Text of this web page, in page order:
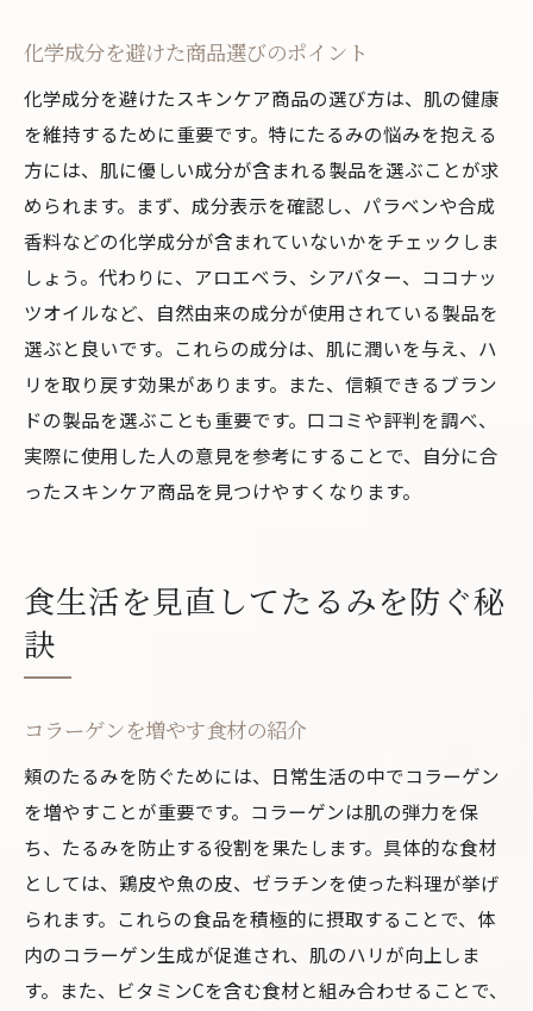
化学成分を避けた商品選びのポイント
化学成分を避けたスキンケア商品の選び方は、肌の健康
を維持するために重要です。特にたるみの悩みを抱える
方には、肌に優しい成分が含まれる製品を選ぶことが求
められます。まず、成分表示を確認し、パラベンや合成
香料などの化学成分が含まれていないかをチェックしま
しょう。代わりに、アロエベラ、シアバター、ココナッ
ツオイルなど、自然由来の成分が使用されている製品を
選ぶと良いです。これらの成分は、肌に潤いを与え、ハ
リを取り戻す効果があります。また、信頼できるブラン
ドの製品を選ぶことも重要です。口コミや評判を調べ、
実際に使用した人の意見を参考にすることで、自分に合
ったスキンケア商品を見つけやすくなります。
食生活を見直してたるみを防ぐ秘
訣
コラーゲンを増やす食材の紹介
頬のたるみを防ぐためには、日常生活の中でコラーゲン
を増やすことが重要です。コラーゲンは肌の弾力を保
ち、たるみを防止する役割を果たします。具体的な食材
としては、鶏皮や魚の皮、ゼラチンを使った料理が挙げ
られます。これらの食品を積極的に摂取することで、体
内のコラーゲン生成が促進され、肌のハリが向上しま
す。また、ビタミンCを含む食材と組み合わせることで、